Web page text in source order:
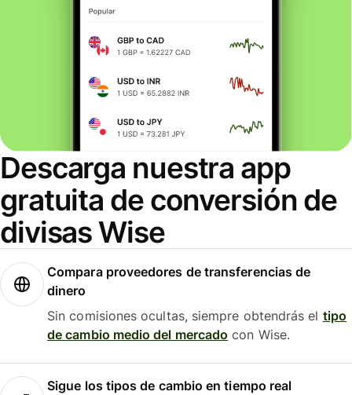
Descarga nuestra app
gratuita de conversión de
divisas Wise
Compara proveedores de transferencias de
dinero
Sin comisiones ocultas, siempre obtendrás el tipo
de cambio medio del mercado con Wise.
Sigue los tipos de cambio en tiempo real